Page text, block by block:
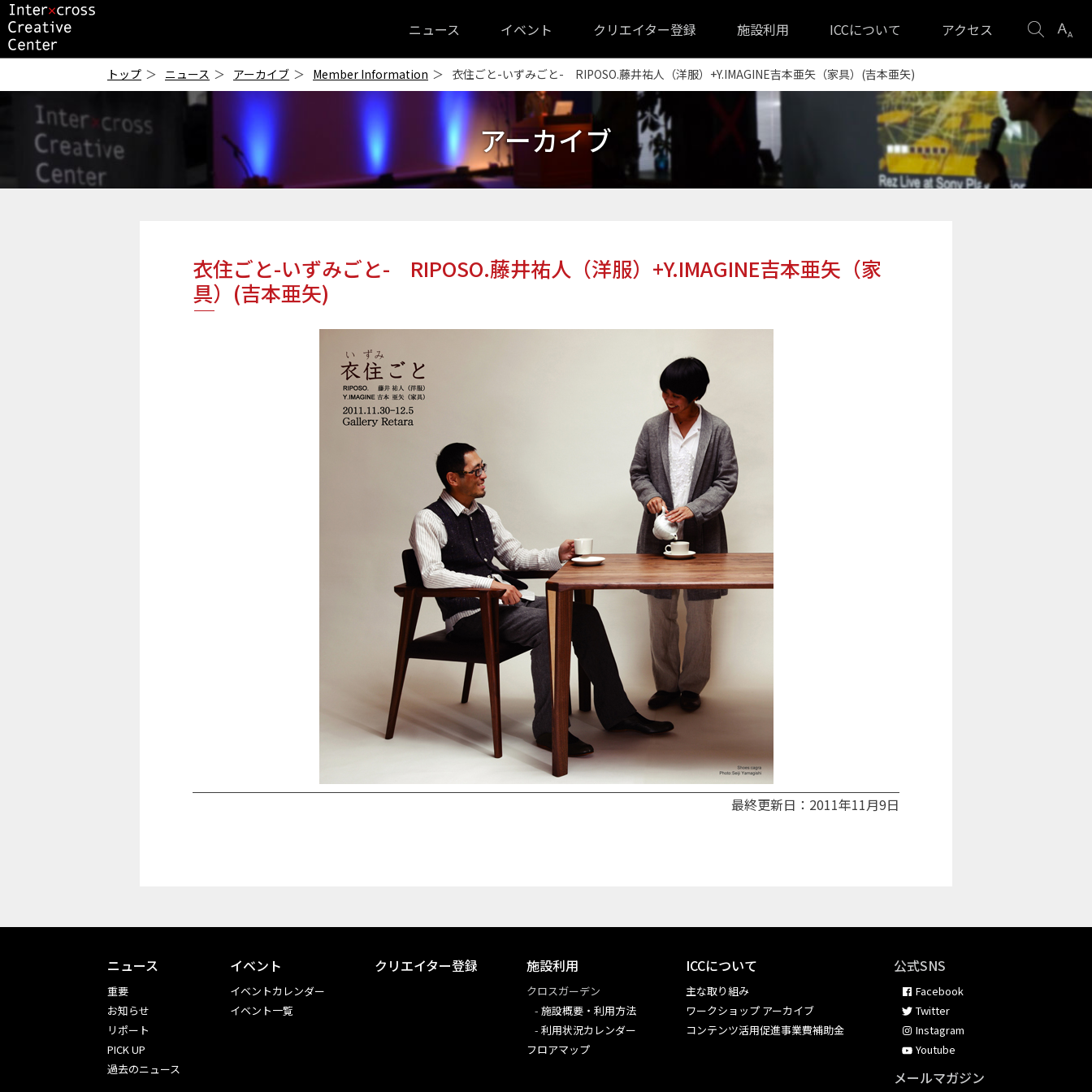
ICC
ニュース イベント クリエイター登録 施設利用 ICCについて アクセス
検
表
設
トップ ニュース アーカイブ Member Information 衣住ごと-いずみごと- RIPOSO.藤井祐人（洋服）+Y.IMAGINE吉本亜矢（家具）(吉本亜矢)
アーカイブ
衣住ごと-いずみごと- RIPOSO.藤井祐人（洋服）+Y.IMAGINE吉本亜矢（家
具）(吉本亜矢)
最終更新日：2011年11月9日
ニュース
重要
お知らせ
リポート
PICK UP
過去のニュース
イベント
イベントカレンダー
イベント一覧
クリエイター登録 施設利用
クロスガーデン
施設概要・利用方法
利用状況カレンダー
フロアマップ
ICCについて
主な取り組み
ワークショップ アーカイブ
コンテンツ活用促進事業費補助金
公式SNS
Facebook
Twitter
Instagram
Youtube
メールマガジン